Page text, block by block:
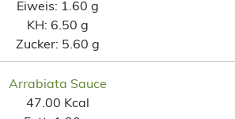
Eiweis: 1.60 g
KH: 6.50 g
Zucker: 5.60 g
Arrabiata Sauce
47.00 Kcal